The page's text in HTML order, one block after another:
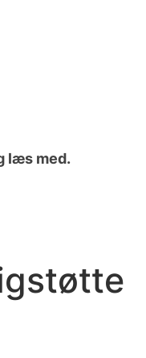
læs med.